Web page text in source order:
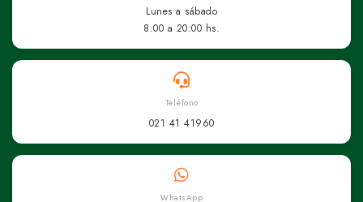
Lunes a sábado
8:00 a 20:00 hs.
Teléfono
021 41 41960
WhatsApp